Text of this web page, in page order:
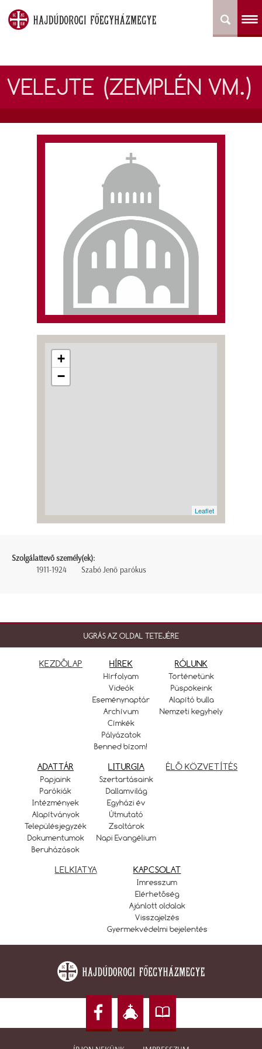
VELEJTE (ZEMPLÉN VM.)
+
−
Leaflet
Szolgálattevő személy(ek):
1911-1924
Szabó Jenő parókus
UGRÁS AZ OLDAL TETEJÉRE
KEZDŐLAP HÍREK
Hírfolyam
Videók
Eseménynaptár
Archívum
Címkék
Pályázatok
Benned bízom!
RÓLUNK
Történetünk
Püspökeink
Alapító bulla
Nemzeti kegyhely
ADATTÁR
Papjaink
Parókiák
Intézmények
Alapítványok
Településjegyzék
Dokumentumok
Beruházások
LITURGIA
Szertartásaink
Dallamvilág
Egyházi év
Útmutató
Zsoltárok
Napi Evangélium
ÉLŐ KÖZVETÍTÉS
LELKIATYA KAPCSOLAT
Imresszum
Elérhetőség
Ajánlott oldalak
Visszajelzés
Gyermekvédelmi bejelentés